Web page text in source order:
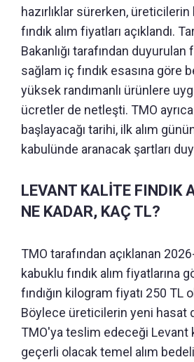
hazırlıklar sürerken,
fındık alım fiyatları açıklandı.
Bakanlığı tarafından
sağlam iç fındık esasına göre
yüksek randımanlı ürünlere
ücretler de netleşti. TMO
başlayacağı tarihi, ilk alım
kabulünde aranacak şartları
LEVANT KALİTE FINDIK
NE KADAR, KAÇ TL?
TMO tarafından açıklanan
kabuklu fındık alım fiyatlarına
fındığın kilogram fiyatı 250 TL
Böylece üreticilerin yeni hasat
TMO'ya teslim edeceği Levant
geçerli olacak temel alım